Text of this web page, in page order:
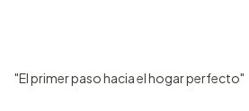
"El primer paso hacia el hogar perfecto"